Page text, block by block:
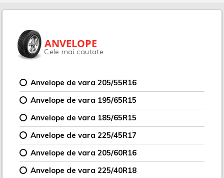
ANVELOPE
Cele mai cautate
Anvelope de vara 205/55R16
Anvelope de vara 195/65R15
Anvelope de vara 185/65R15
Anvelope de vara 225/45R17
Anvelope de vara 205/60R16
Anvelope de vara 225/40R18